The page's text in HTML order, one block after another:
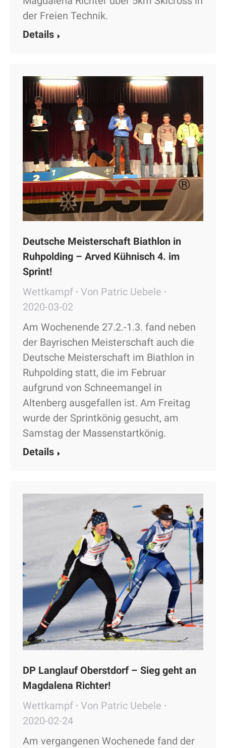
der Freien Technik.
Details
Deutsche Meisterschaft Biathlon in
Ruhpolding – Arved Kühnisch 4. im
Sprint!
Wettkampf
Von Patric Uebele
2020-03-02
Am Wochenende 27.2.-1.3. fand neben
der Bayrischen Meisterschaft auch die
Deutsche Meisterschaft im Biathlon in
Ruhpolding statt, die im Februar
aufgrund von Schneemangel in
Altenberg ausgefallen ist. Am Freitag
wurde der Sprintkönig gesucht, am
Samstag der Massenstartkönig.
Details
DP Langlauf Oberstdorf – Sieg geht an
Magdalena Richter!
Wettkampf
Von Patric Uebele
2020-02-24
Am vergangenen Wochenede fand der